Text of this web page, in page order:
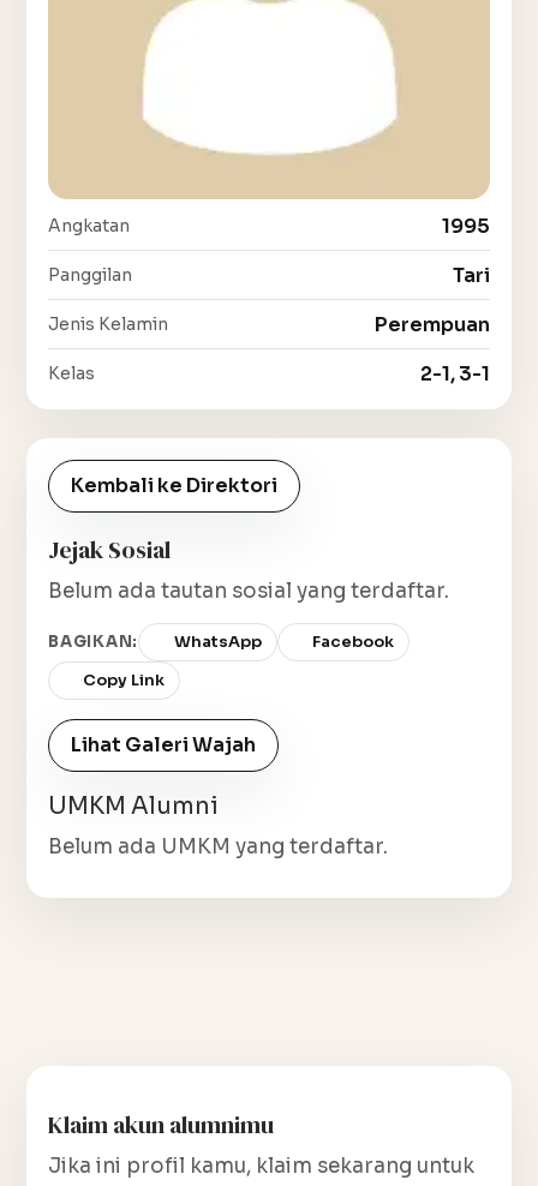
Angkatan 1995
Panggilan Tari
Jenis Kelamin Perempuan
Kelas 2-1, 3-1
Kembali ke Direktori
Jejak Sosial
Belum ada tautan sosial yang terdaftar.
BAGIKAN: WhatsApp
Facebook
Copy Link
Lihat Galeri Wajah
UMKM Alumni
Belum ada UMKM yang terdaftar.
Klaim akun alumnimu
Jika ini profil kamu, klaim sekarang untuk